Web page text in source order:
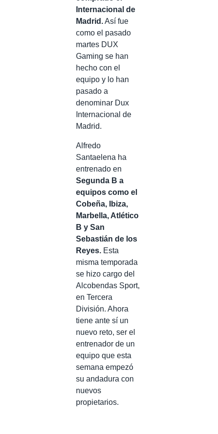
Internacional de
Madrid.Así fue
como el pasado
martes DUX
Gaming se han
hecho con el
equipo y lo han
pasado a
denominar Dux
Internacional de
Madrid.
Alfredo
Santaelena ha
entrenado en
Segunda B a
equipos como el
Cobeña, Ibiza,
Marbella, Atlético
B y San
Sebastián de los
Reyes. Esta
misma temporada
se hizo cargo del
Alcobendas Sport,
en Tercera
División. Ahora
tiene ante sí un
nuevo reto, ser el
entrenador de un
equipo que esta
semana empezó
su andadura con
nuevos
propietarios.